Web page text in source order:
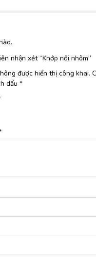
nhận xét “Khớp nối nhôm”
được hiển thị công khai.
dấu *